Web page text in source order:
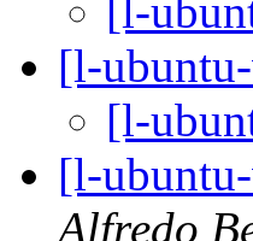
[l-
[l-
[l-
[l-
Alfredo